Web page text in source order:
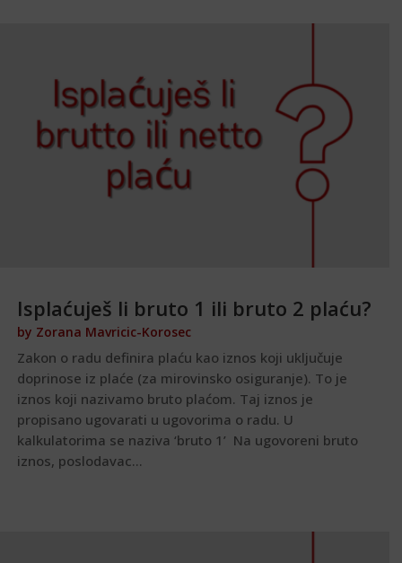
Isplaćuješ li bruto 1 ili bruto 2 plaću?
by Zorana Mavricic-Korosec
Zakon o radu definira plaću kao iznos koji uključuje
doprinose iz plaće (za mirovinsko osiguranje). To je
iznos koji nazivamo bruto plaćom. Taj iznos je
propisano ugovarati u ugovorima o radu. U
kalkulatorima se naziva ‘bruto 1’ Na ugovoreni bruto
iznos, poslodavac...